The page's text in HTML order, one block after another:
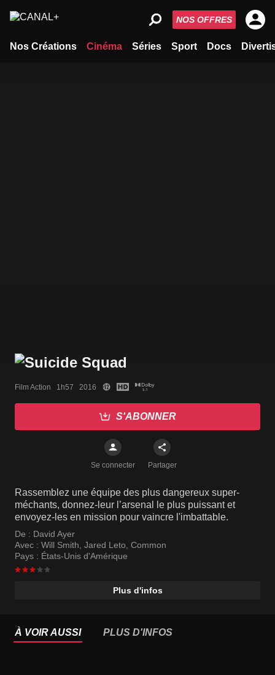
Nos Créations Cinéma Séries Sport Docs
NOS OFFRES
Film Action   1h57   2016
S'ABONNER
Se connecter Partager
Rassemblez une équipe des plus dangereux super-
méchants, donnez-leur l’arsenal le plus puissant et
envoyez-les en mission pour vaincre l'imbattable.
De : David Ayer
Avec : Will Smith, Jared Leto, Common
Pays : États-Unis d'Amérique
Plus d'infos
À VOIR AUSSI PLUS D'INFOS